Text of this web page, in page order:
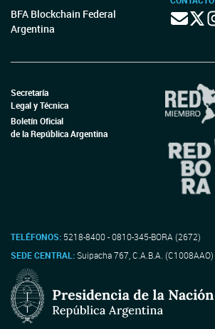
BFA Blockchain Federal
Argentina
Secretaría
Legal y Técnica
Boletín Oficial
de la República Argentina
TELÉFONOS: 5218-8400 - 0810-345-BORA (2672)
SEDE CENTRAL:Suipacha 767, C.A.B.A. (C1008AAO)